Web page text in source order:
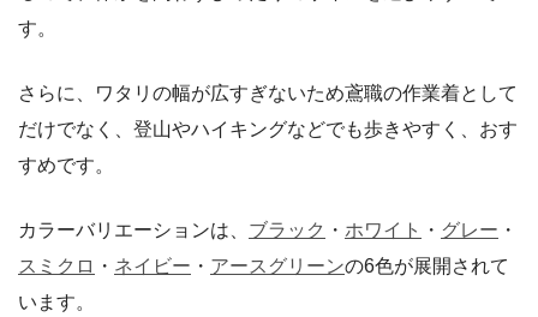
す。
さらに、ワタリの幅が広すぎないため鳶職の作業着として
だけでなく、登山やハイキングなどでも歩きやすく、おす
すめです。
カラーバリエーションは、 ブラック ・ ホワイト ・ グレー ・
スミクロ ・ ネイビー ・ アースグリーンの6色が展開されて
います。